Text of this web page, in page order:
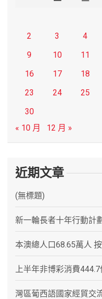
2
3 4
9
10 11
16
17 18
23
24 25
30
« 10 月
12 月 »
近期文章
(無標題)
新一輪長者十年行動計
本澳總人口68.65萬人
上半年非博彩消費
灣區葡西語國家經貿交